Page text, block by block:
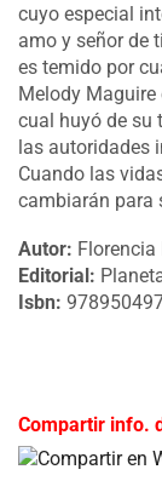
cuyo especial
amo y señor de
es temido por
Melody Maguire
cual huyó de su
las autoridades
Cuando las
cambiarán para
Autor: Florencia
Editorial:
Isbn:
Compartir info.